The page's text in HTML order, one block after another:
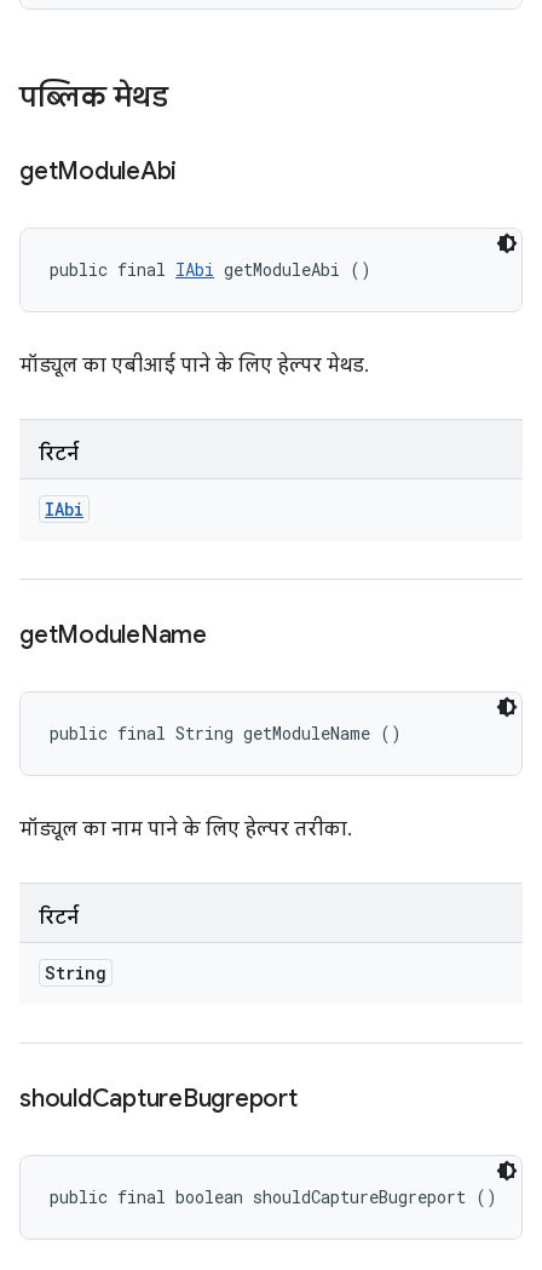
पब्लिक मेथड
getModuleAbi
public final IAbi getModuleAbi ()
मॉड्यूल का एबीआई पाने के लिए हेल्पर मेथड.
रिटर्न
IAbi
getModuleName
public final String getModuleName ()
मॉड्यूल का नाम पाने के लिए हेल्पर तरीका.
रिटर्न
String
shouldCaptureBugreport
public final boolean shouldCaptureBugreport ()